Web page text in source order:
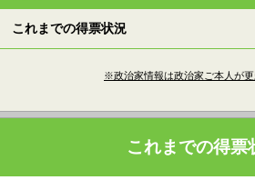
これまでの得票状況
※政治家情報は政治家ご本人が
これまでの得票